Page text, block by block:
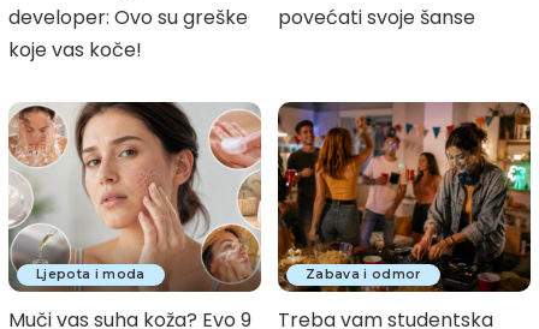
developer: Ovo su greške
koje vas koče!
povećati svoje šanse
Ljepota i moda
Muči vas suha koža? Evo 9
Zabava i odmor
Treba vam studentska